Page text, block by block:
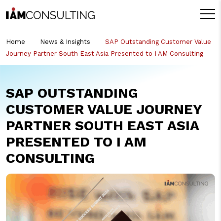
Home News & Insights
SAP Outstanding Customer Value
Journey Partner South East Asia Presented to I AM Consulting
SAP OUTSTANDING
CUSTOMER VALUE JOURNEY
PARTNER SOUTH EAST ASIA
PRESENTED TO I AM
CONSULTING